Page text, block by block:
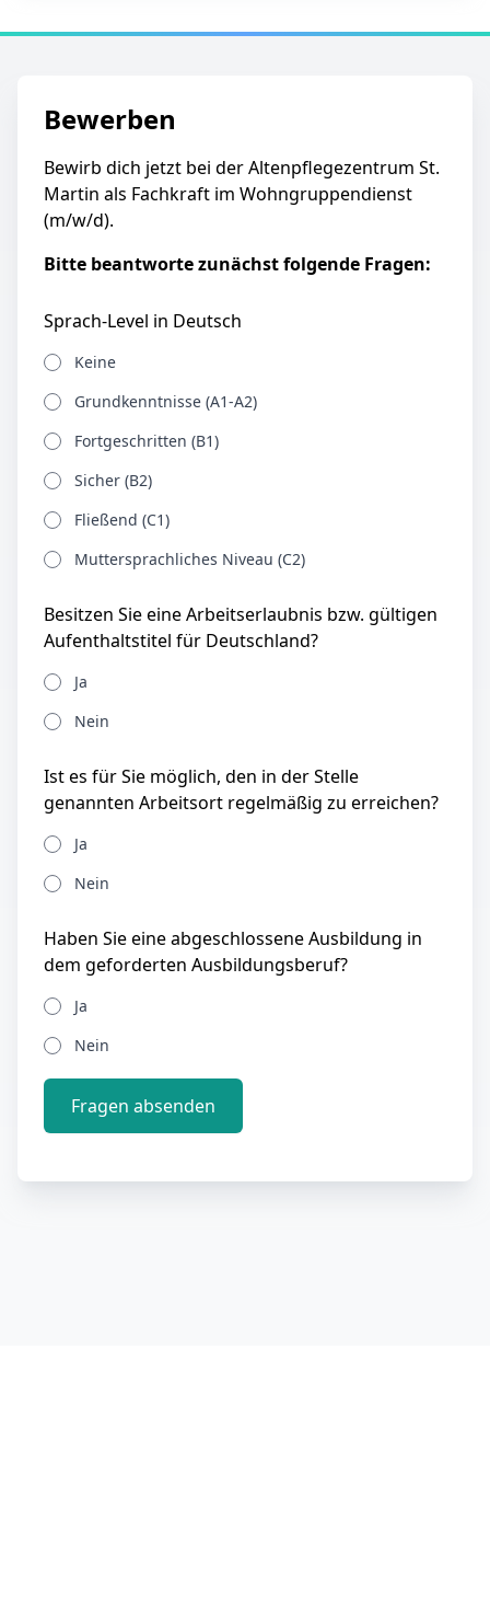
Bewerben
Bewirb dich jetzt bei der Altenpflegezentrum St.
Martin als Fachkraft im Wohngruppendienst
(m/w/d).
Bitte beantworte zunächst folgende Fragen:
Sprach-Level in Deutsch
Keine
Grundkenntnisse (A1-A2)
Fortgeschritten (B1)
Sicher (B2)
Fließend (C1)
Muttersprachliches Niveau (C2)
Besitzen Sie eine Arbeitserlaubnis bzw. gültigen
Aufenthaltstitel für Deutschland?
Ja
Nein
Ist es für Sie möglich, den in der Stelle
genannten Arbeitsort regelmäßig zu erreichen?
Ja
Nein
Haben Sie eine abgeschlossene Ausbildung in
dem geforderten Ausbildungsberuf?
Ja
Nein
Fragen absenden